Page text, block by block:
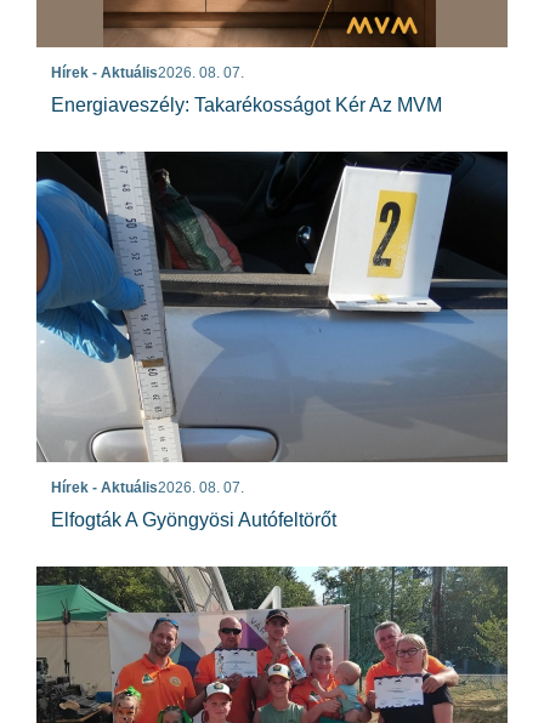
Hírek - Aktuális2026. 08. 07.
Energiaveszély: Takarékosságot Kér Az MVM
Hírek - Aktuális2026. 08. 07.
Elfogták A Gyöngyösi Autófeltörőt